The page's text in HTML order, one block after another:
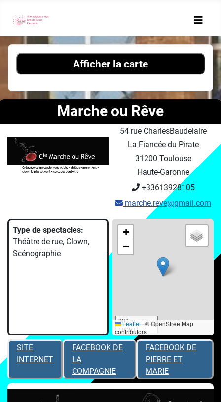
Afficher la carte
Marche ou Rêve
54 rue CharlesBaudelaire
La Fiancée du Pirate
31200 Toulouse
Haute-Garonne
+33613928105
marche.reve@gmail.com
+
−
300 m
1000 ft
Leaflet|© OpenStreetMap
contributors
Type de spectacles:
Théâtre de rue, Clown,
Scénographie
SITE
INTERNET
FACEBOOK DE
LA
COMPAGNIE
FACEBOOK DE
PIERRE ET
MARIE